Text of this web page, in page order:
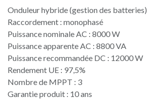
Onduleur hybride (gestion des batteries)
Raccordement : monophasé
Puissance nominale AC : 8000 W
Puissance apparente AC : 8800 VA
Puissance recommandée DC : 12000 W
Rendement UE : 97,5%
Nombre de MPPT : 3
Garantie produit : 10 ans